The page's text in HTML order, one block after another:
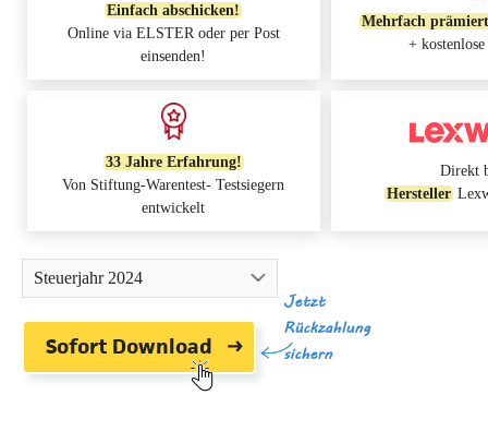
Einfach abschicken!
Online via ELSTER oder per Post
einsenden!
Mehrfach
+
33 Jahre Erfahrung!
Von Stiftung-Warentest- Testsiegern
entwickelt
Direkt
Hersteller
Steuerjahr 2024
Sofort Download
Jetzt
Rückzahlung
sichern